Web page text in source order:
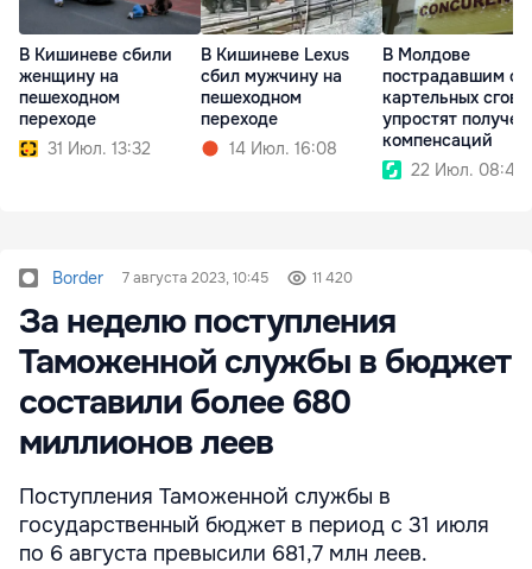
В Кишиневе сбили
женщину на
пешеходном
переходе
31 Июл. 13:32
В Кишиневе Lexus
сбил мужчину на
пешеходном
переходе
14 Июл. 16:08
В Молдове
пострадавшим от
картельных
упростят
компенсаций
22 Июл. 08:49
Border 7 августа 2023, 10:45 11 420
За неделю поступления
Таможенной службы в бюджет
составили более 680
миллионов леев
Поступления Таможенной службы в
государственный бюджет в период с 31 июля
по 6 августа превысили 681,7 млн леев.